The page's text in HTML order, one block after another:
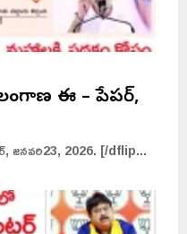
ఈ – పేపర్,
జనవరి23, 2026. [/dflip...